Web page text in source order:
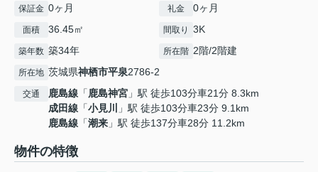
保証金 0ヶ月 礼金 0ヶ月
面積 36.45㎡ 間取り 3K
築年数 築34年 所在階 2階/2階建
所在地 茨城県神栖市平泉2786-2
交通 鹿島線 「鹿島神宮 」駅 徒歩103分車21分 8.3km
成田線 「小見川
」駅 徒歩103分車23分 9.1km
鹿島線 「潮来 」駅 徒歩137分車28分 11.2km
物件の特徴